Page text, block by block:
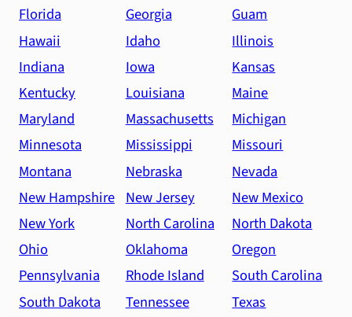
Florida
Georgia
Guam
Hawaii
Idaho
Illinois
Indiana
Iowa
Kansas
Kentucky
Louisiana
Maine
Maryland
Massachusetts
Michigan
Minnesota
Mississippi
Missouri
Montana
Nebraska
Nevada
New Hampshire New Jersey
New Mexico
New York
North Carolina
North Dakota
Ohio
Oklahoma
Oregon
Pennsylvania
Rhode Island
South Carolina
South Dakota
Tennessee
Texas